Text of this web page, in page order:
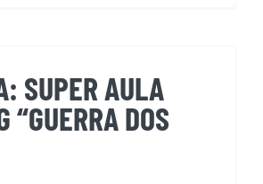
SUPER AULA
“GUERRA DOS